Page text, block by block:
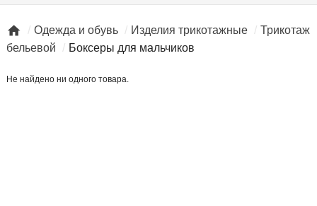
 Одежда и обувь Изделия трикотажные
Трикотаж
бельевой
Боксеры для мальчиков
Не найдено ни одного товара.